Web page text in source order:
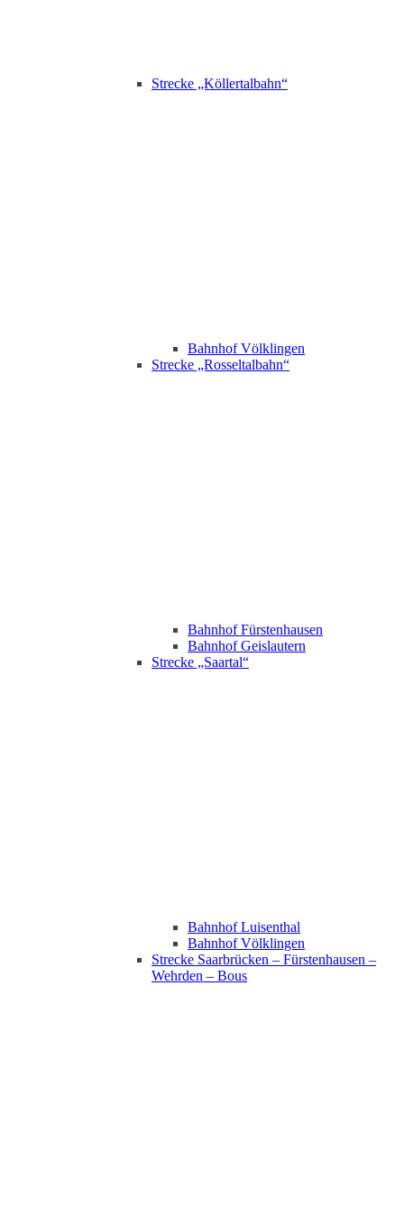
Strecke „Köllertalbahn“
Bahnhof Völklingen
Strecke „Rosseltalbahn“
Bahnhof Fürstenhausen
Bahnhof Geislautern
Strecke „Saartal“
Bahnhof Luisenthal
Bahnhof Völklingen
Strecke Saarbrücken – Fürstenhausen –
Wehrden – Bous